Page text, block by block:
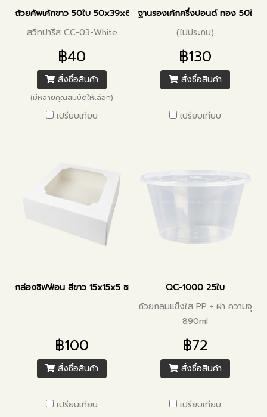
ถ้วยคัพเค้กขาว 50ใบ 50x39x68mm
สวีทปารีส CC-03-White
฿40
สั่งซื้อสินค้า
(มีหลายคุณสมบัติให้เลือก)
เปรียบเทียบ
ฐานรองเค้กครึ่งปอนด์ ทอง 50ใบ
(ไม่ประกบ)
฿130
สั่งซื้อสินค้า
เปรียบเทียบ
กล่องชิฟฟ่อน สีขาว 15x15x5 ซม.
฿100
สั่งซื้อสินค้า
เปรียบเทียบ
QC-1000 25ใบ
ถ้วยกลมแข็งใส PP + ฝา ความจุ
890ml
฿72
สั่งซื้อสินค้า
เปรียบเทียบ